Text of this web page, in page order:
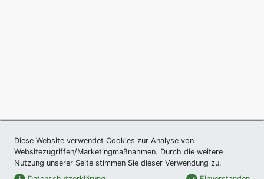
Diese Website verwendet Cookies zur Analyse von
Websitezugriffen/Marketingmaßnahmen. Durch die weitere
Nutzung unserer Seite stimmen Sie dieser Verwendung zu.